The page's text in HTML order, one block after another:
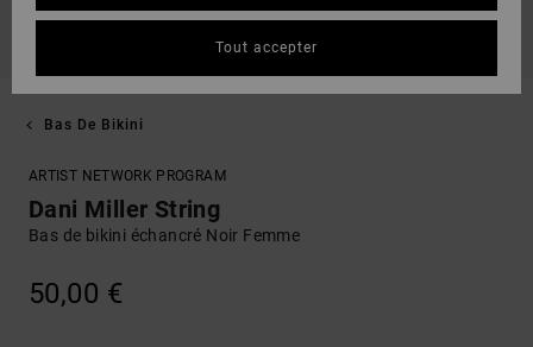
Bas De Bikini
ARTIST NETWORK PROGRAM
Dani Miller String
Bas de bikini échancré Noir Femme
50,00 €
Tout accepter